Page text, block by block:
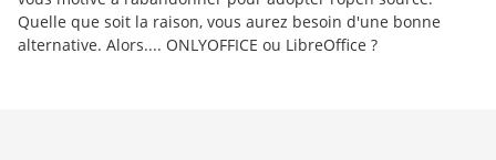
Quelle que soit la raison, vous aurez besoin d'une bonne
alternative. Alors.... ONLYOFFICE ou LibreOffice ?